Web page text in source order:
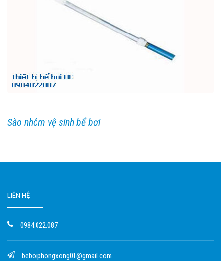
Sào nhôm vệ sinh bể bơi
LIÊN HỆ
0984.022.087
beboiphongxong01@gmail.com